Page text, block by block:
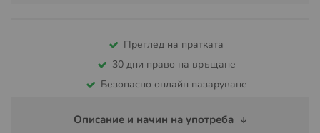
Преглед на пратката
30 дни право на връщане
Безопасно онлайн пазаруване
Описание и начин на употреба